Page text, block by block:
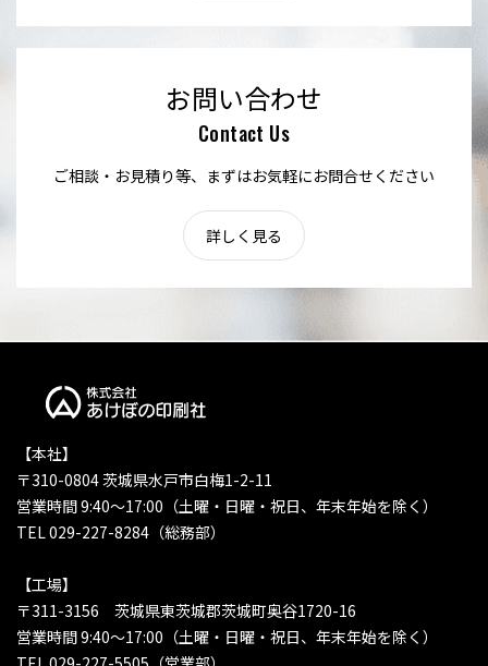
お問い合わせ
Contact Us
ご相談・お見積り等、まずはお気軽にお問合せください
詳しく見る
【本社】
〒310-0804 茨城県水戸市白梅1-2-11
営業時間 9:40〜17:00（土曜・日曜・祝日、年末年始を除く）
TEL 029-227-8284（総務部）
【工場】
〒311-3156 茨城県東茨城郡茨城町奥谷1720-16
営業時間 9:40〜17:00（土曜・日曜・祝日、年末年始を除く）